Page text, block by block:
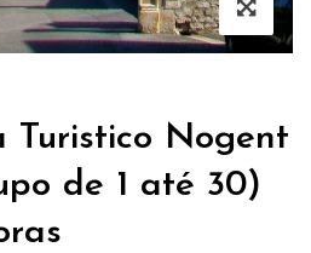
Turistico Nogent
de 1 até 30)